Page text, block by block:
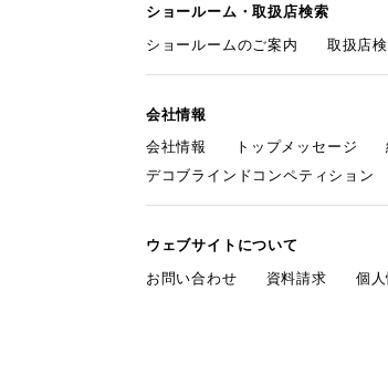
ショールーム・取扱店検索
ショールームのご案内
取扱店
会社情報
会社情報
トップメッセージ
デコブラインドコンペティション
ウェブサイトについて
お問い合わせ
資料請求 個